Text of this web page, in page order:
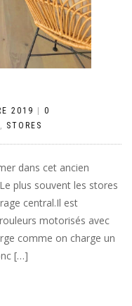
2019
0
, STORES
dans cet ancien
plus souvent les stores
central.Il est
motorisés avec
comme on charge un
[…]